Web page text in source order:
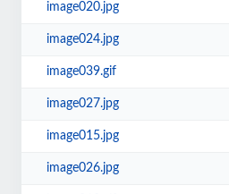
image020.jpg
image024.jpg
image039.gif
image027.jpg
image015.jpg
image026.jpg